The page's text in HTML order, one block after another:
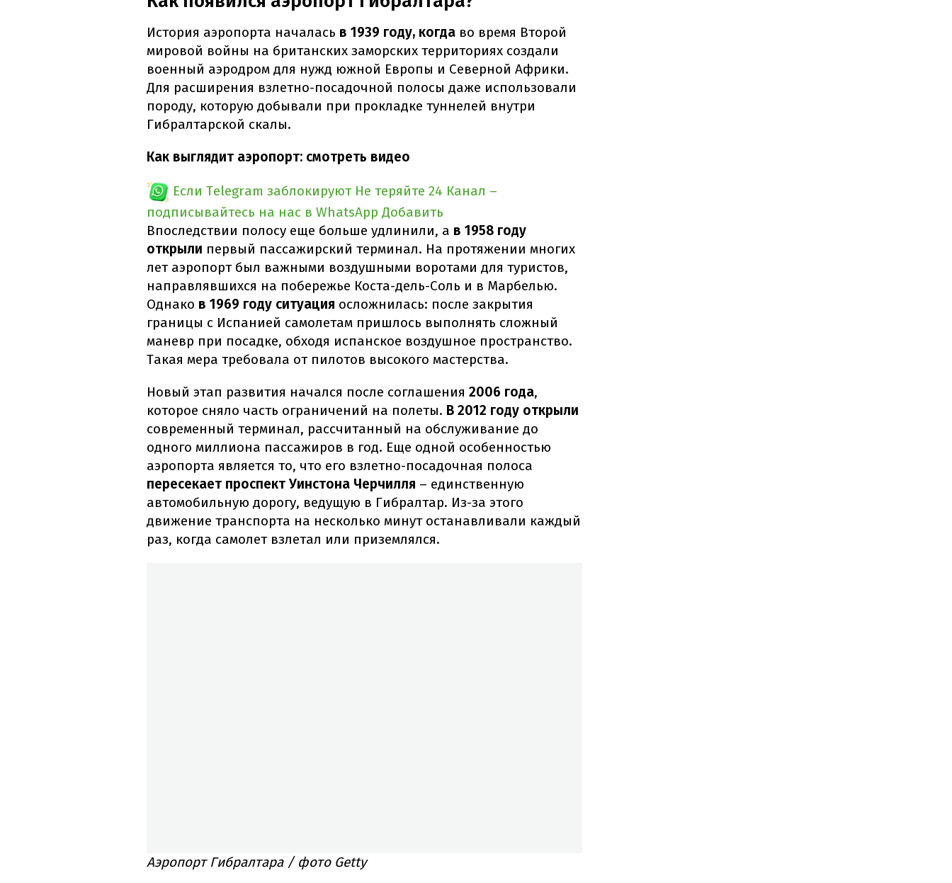
История аэропорта началась в 1939 году, когда во время Второй
мировой войны на британских заморских территориях создали
военный аэродром для нужд южной Европы и Северной Африки.
Для расширения взлетно-посадочной полосы даже использовали
породу, которую добывали при прокладке туннелей внутри
Гибралтарской скалы.
Как выглядит аэропорт: смотреть видео
Если Telegram заблокируют Не теряйте 24 Канал –
подписывайтесь на нас в WhatsApp Добавить
Впоследствии полосу еще больше удлинили, а в 1958 году
открыли первый пассажирский терминал. На протяжении многих
лет аэропорт был важными воздушными воротами для туристов,
направлявшихся на побережье Коста-дель-Соль и в Марбелью.
Однако в 1969 году ситуация осложнилась: после закрытия
границы с Испанией самолетам пришлось выполнять сложный
маневр при посадке, обходя испанское воздушное пространство.
Такая мера требовала от пилотов высокого мастерства.
Новый этап развития начался после соглашения 2006 года,
которое сняло часть ограничений на полеты. В 2012 году открыли
современный терминал, рассчитанный на обслуживание до
одного миллиона пассажиров в год. Еще одной особенностью
аэропорта является то, что его взлетно-посадочная полоса
пересекает проспект Уинстона Черчилля – единственную
автомобильную дорогу, ведущую в Гибралтар. Из-за этого
движение транспорта на несколько минут останавливали каждый
раз, когда самолет взлетал или приземлялся.
Аэропорт Гибралтара / фото Getty